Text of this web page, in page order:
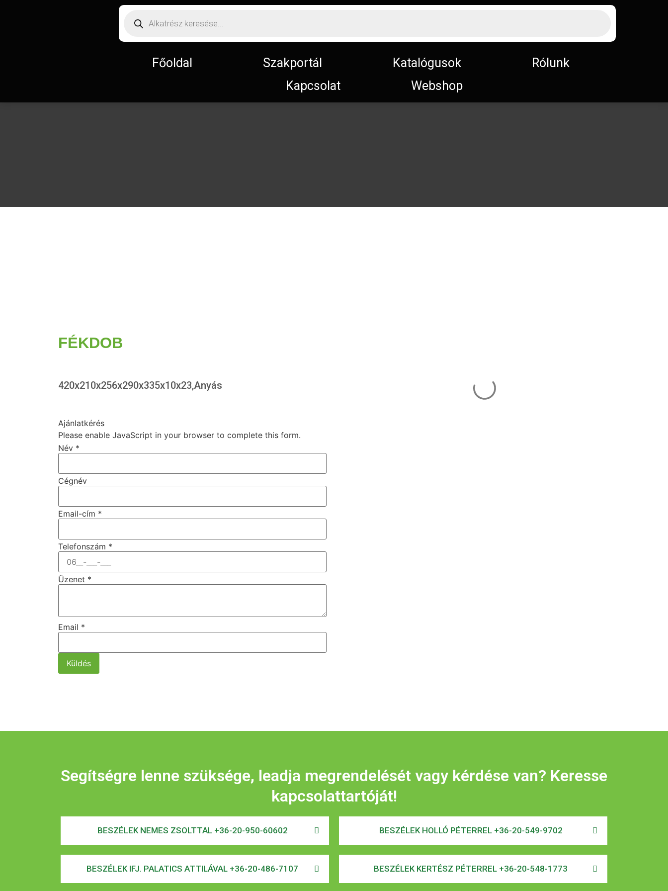
Főoldal Szakportál Katalógusok
Rólunk
Kapcsolat
Webshop
FÉKDOB
420x210x256x290x335x10x23,Anyás
Ajánlatkérés
Please enable JavaScript in your browser to complete this form.
Név *
Cégnév
Email-cím *
Telefonszám *
Üzenet *
Email *
Küldés
Segítségre lenne szüksége, leadja megrendelését vagy kérdése van? Keresse
kapcsolattartóját!
BESZÉLEK NEMES ZSOLTTAL +36-20-950-60602 BESZÉLEK HOLLÓ PÉTERREL +36-20-549-9702
BESZÉLEK IFJ. PALATICS ATTILÁVAL +36-20-486-7107 BESZÉLEK KERTÉSZ PÉTERREL +36-20-548-1773